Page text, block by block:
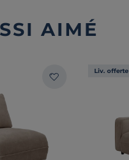
AIMÉ
Liv. offerte